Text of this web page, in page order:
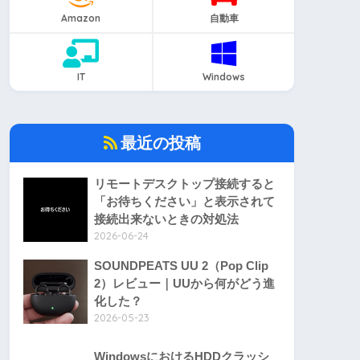
Amazon 自動車
IT Windows
最近の投稿
リモートデスクトップ接続すると
「お待ちください」と表示されて
接続出来ないときの対処法
2026-06-24
SOUNDPEATS UU 2（Pop Clip
2）レビュー｜UUから何がどう進
化した？
2026-05-23
WindowsにおけるHDDクラッシ